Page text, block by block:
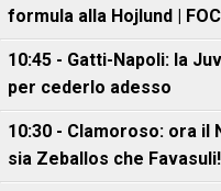
formula alla Hojlund |
10:45 - Gatti-Napoli: la
per cederlo adesso
10:30 - Clamoroso: ora
sia Zeballos che Favasuli!